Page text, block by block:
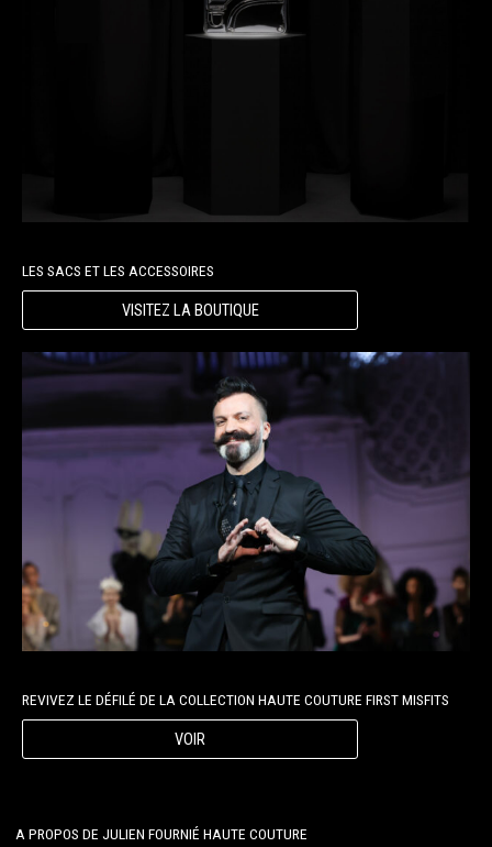
LES SACS ET LES ACCESSOIRES
VISITEZ LA BOUTIQUE
REVIVEZ LE DÉFILÉ DE LA COLLECTION HAUTE COUTURE FIRST MISFITS
VOIR
A PROPOS DE JULIEN FOURNIÉ HAUTE COUTURE